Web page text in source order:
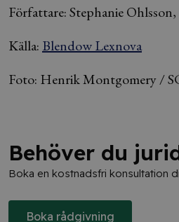
Författare: Stephanie
Källa: Blendow Lexnova
Foto: Henrik Montgomery /
Behöver du
Boka en kostnadsfri konsultation
Boka rådgivning